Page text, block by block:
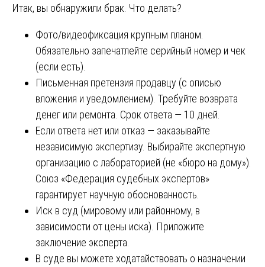
Итак, вы обнаружили брак. Что делать?
Фото/видеофиксация крупным планом.
Обязательно запечатлейте серийный номер и чек
(если есть).
Письменная претензия продавцу (с описью
вложения и уведомлением). Требуйте возврата
денег или ремонта. Срок ответа — 10 дней.
Если ответа нет или отказ — заказывайте
независимую экспертизу. Выбирайте экспертную
организацию с лабораторией (не «бюро на дому»).
Союз «Федерация судебных экспертов»
гарантирует научную обоснованность.
Иск в суд (мировому или районному, в
зависимости от цены иска). Приложите
заключение эксперта.
В суде вы можете ходатайствовать о назначении